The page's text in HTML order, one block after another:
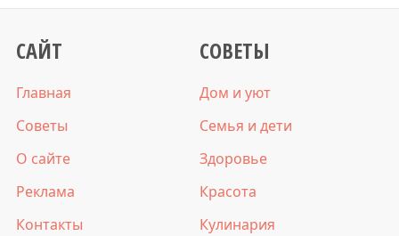
САЙТ
Главная
Советы
О сайте
Реклама
Контакты
СОВЕТЫ
Дом и уют
Семья и дети
Здоровье
Красота
Кулинария